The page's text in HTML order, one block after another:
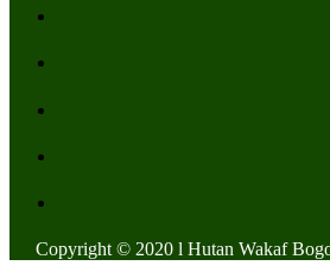
Copyright © 2020 l Hutan Wakaf